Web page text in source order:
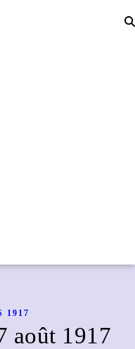
1917
août 1917